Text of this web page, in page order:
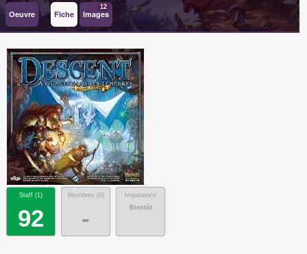
Oeuvre Fiche Images
12
Staff (1)
92
Membres (0)
-
Impatience
Bientôt